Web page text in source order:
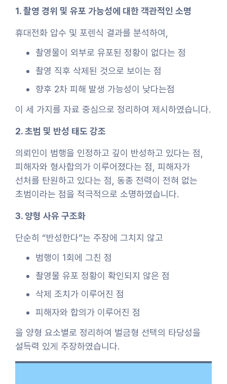
1. 촬영 경위 및 유포 가능성에 대한 객관적인 소명
휴대전화 압수 및 포렌식 결과를 분석하여,
촬영물이 외부로 유포된 정황이 없다는 점
촬영 직후 삭제된 것으로 보이는 점
향후 2차 피해 발생 가능성이 낮다는점
이 세 가지를 자료 중심으로 정리하여 제시하였습니다.
2. 초범 및 반성 태도 강조
의뢰인이 범행을 인정하고 깊이 반성하고 있다는 점,
피해자와 형사합의가 이루어졌다는 점, 피해자가
선처를 탄원하고 있다는 점, 동종 전력이 전혀 없는
초범이라는 점을 적극적으로 소명하였습니다.
3. 양형 사유 구조화
단순히 “반성한다”는 주장에 그치지 않고
범행이 1회에 그친 점
촬영물 유포 정황이 확인되지 않은 점
삭제 조치가 이루어진 점
피해자와 합의가 이루어진 점
을 양형 요소별로 정리하여 벌금형 선택의 타당성을
설득력 있게 주장하였습니다.